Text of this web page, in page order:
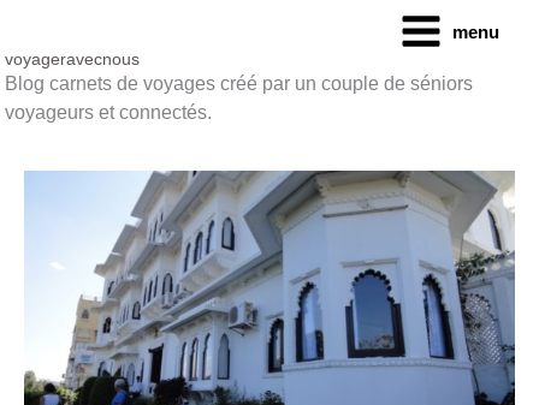
contenu
menu
voyageravecnous
Blog carnets de voyages créé par un couple de séniors
voyageurs et connectés.